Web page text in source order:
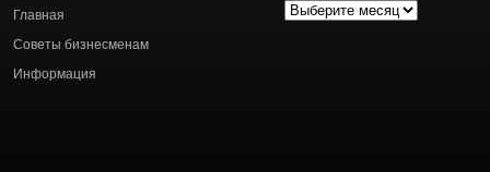
Главная
Советы бизнесменам
Информация
Архив